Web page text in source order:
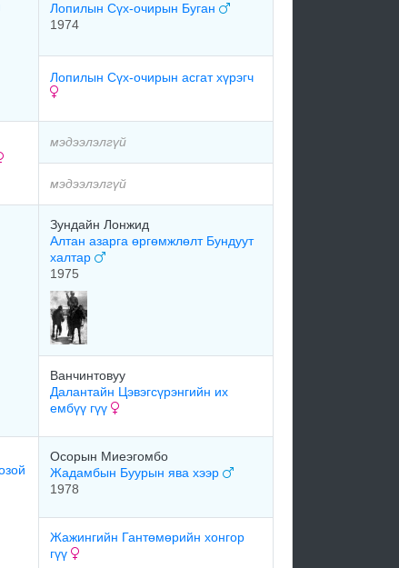
Лопилын Сүх-очирын Буган
1974
Лопилын Сүх-очирын асгат хүрэгч
мэдээлэлгүй
мэдээлэлгүй
Зундайн Лонжид
Алтан азарга өргөмжлөлт Бундуут
халтар
1975
Ванчинтовуу
Далантайн Цэвэгсүрэнгийн их
ембүү гүү
Осорын Миеэгомбо
Жадамбын Буурын ява хээр
1978
Жажингийн Гантөмөрийн хонгор
гүү